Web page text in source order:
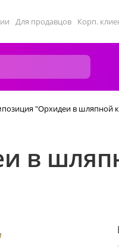
Для продавцов Корп.
"Орхидеи в шляпной
в